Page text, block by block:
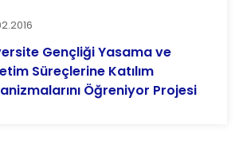
Gençliği Yasama ve
Süreçlerine Katılım
Öğreniyor Projesi